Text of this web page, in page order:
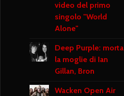
video del primo
singolo "World
Alone"
Deep Purple: morta
la moglie di Ian
Gillan, Bron
Wacken Open Air